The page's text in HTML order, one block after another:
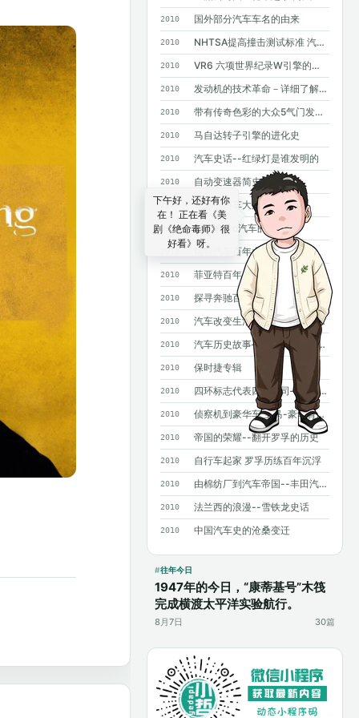
2010 国外部分汽车车名的由来
2010 NHTSA提高撞击测试标准 汽车安全要求进一步提高
2010 VR6 六项世界纪录W引擎的基础
2010 发动机的技术革命－详细了解GDI
2010 带有传奇色彩的大众5气门发动机
2010 马自达转子引擎的进化史
2010 汽车史话--红绿灯是谁发明的
2010 自动变速器简史
2010 未来的轿车大灯
2010 四款Volvo汽车的诞生
2010 福特汽车百年大事记
2010 菲亚特百年史
2010 探寻奔驰百年基因--斯图加特奔驰总部采访手记
2010 汽车改变生活--汽车发明100年史话
2010 汽车历史故事——MPV风雨20年
2010 保时捷专辑
2010 四环标志代表四个公司——奥迪历史概述
2010 侦察机到豪华车 宝马-豪华背后沧桑曲折
2010 帝国的荣耀--翻开罗孚的历史
2010 自行车起家 罗孚历练百年沉浮
2010 由棉纺厂到汽车帝国--丰田汽车发展史
2010 法兰西的浪漫--雪铁龙史话
2010 中国汽车史的沧桑变迁
往年今日
1947年的今日，“康蒂基号”木筏
完成横渡太平洋实验航行。
8月7日 30篇
下午好，还好有你
在！ 正在看《美
剧《绝命毒师》很
好看》呀。